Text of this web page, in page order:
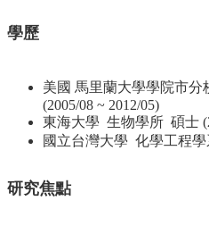
頁
生
學歷
美國 馬里蘭大學學院市
(2005/08 ~ 2012/05)
東海大學 生物學所 碩士
國立台灣大學 化學工程學
研究焦點